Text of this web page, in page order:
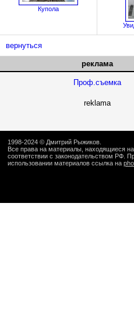
Купола
вернуться
реклама
Проф.съемка
reklama
1998-2024 © Дмитрий Рыжиков
Все права на материалы, находящиеся
соответствии с законодательством РФ.
использовании материалов ссылка на